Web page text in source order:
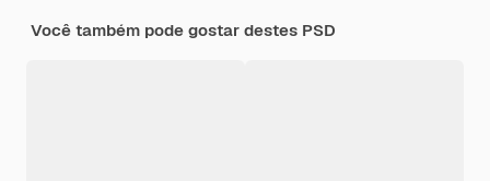
Você também pode gostar destes PSD